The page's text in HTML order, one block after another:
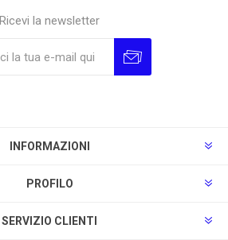
Ricevi la newsletter
INFORMAZIONI
PROFILO
SERVIZIO CLIENTI